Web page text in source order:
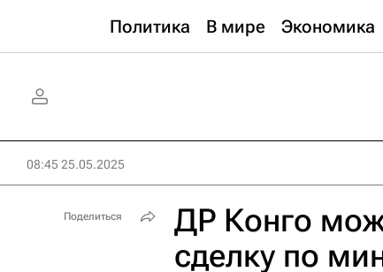
Политика В мире Экономика
08:45 25.05.2025
ДР Конго
сделку по
Поделиться